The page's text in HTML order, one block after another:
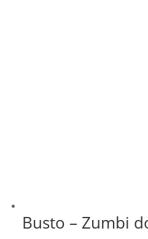
Busto – Zumbi